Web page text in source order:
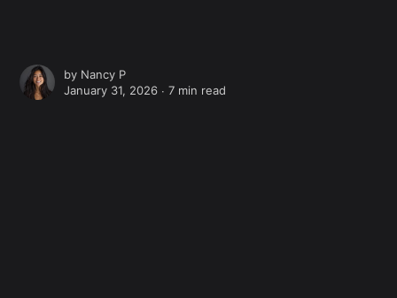
by Nancy P
January 31, 2026 ∙7 min read